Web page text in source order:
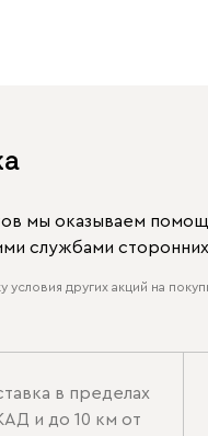
мы оказываем
службами
других акций на
в пределах
и до 10 км от